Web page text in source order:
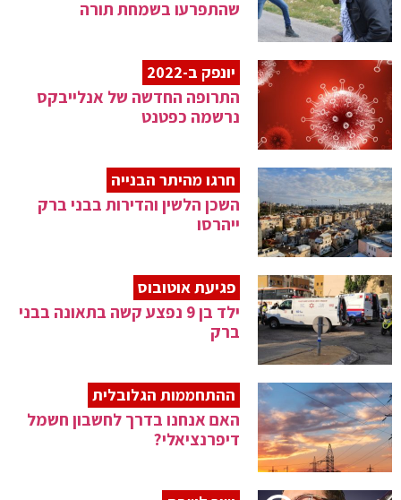
שהתפרעו בשמחת תורה
יונפק ב-2022
התרופה החדשה של אנלייבקס
נרשמה כפטנט
חרגו מהיתר הבנייה
השכן הלשין והדירות בבני ברק
ייהרסו
פגיעת אוטובוס
ילד בן 9 נפצע קשה בתאונה בבני
ברק
ההתחממות הגלובלית
האם אנחנו בדרך לחשבון חשמל
דיפרנציאלי?